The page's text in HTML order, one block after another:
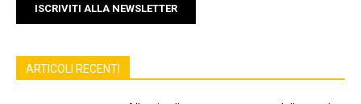
ISCRIVITI ALLA NEWSLETTER
ARTICOLI RECENTI